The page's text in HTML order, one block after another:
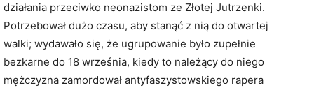
działania przeciwko neonazistom ze Złotej Jutrzenki.
Potrzebował dużo czasu, aby stanąć z nią do otwartej
walki; wydawało się, że ugrupowanie było zupełnie
bezkarne do 18 września, kiedy to należący do niego
mężczyzna zamordował antyfaszystowskiego rapera